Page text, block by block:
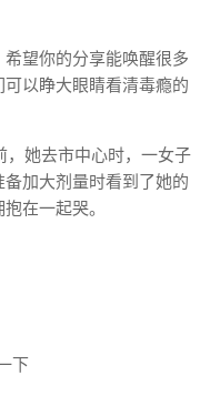
望你的分享能唤醒很多
以睁大眼睛看清毒瘾的
，她去市中心时，一女子
加大剂量时看到了她的
在一起哭。
下